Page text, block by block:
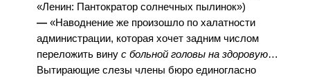
«Ленин: Пантократор солнечных пылинок»)
— «Наводнение же произошло по халатности
администрации, которая хочет задним числом
переложить винус больной головы на здоровую…
Вытирающие слезы члены бюро единогласно